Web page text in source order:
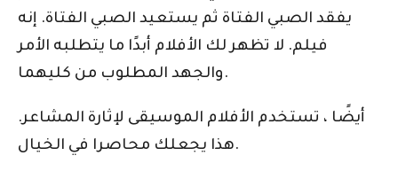
يفقد الصبي الفتاة ثم يستعيد الصبي الفتاة. إنه
فيلم. لا تظهر لك الأفلام أبدًا ما يتطلبه الأمر
والجهد المطلوب من كليهما.
أيضًا ، تستخدم الأفلام الموسيقى لإثارة المشاعر.
هذا يجعلك محاصرا في الخيال.